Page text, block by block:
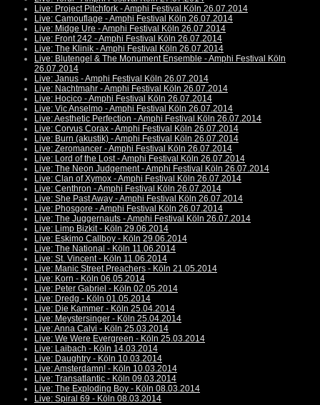
Live: Project Pitchfork - Amphi Festival Köln 26.07.2014
Live: Camouflage - Amphi Festival Köln 26.07.2014
Live: Midge Ure - Amphi Festival Köln 26.07.2014
Live: Front 242 - Amphi Festival Köln 26.07.2014
Live: The Klinik - Amphi Festival Köln 26.07.2014
Live: Blutengel & The Monument Ensemble - Amphi Festival Köln
26.07.2014
Live: Janus - Amphi Festival Köln 26.07.2014
Live: Nachtmahr - Amphi Festival Köln 26.07.2014
Live: Hocico - Amphi Festival Köln 26.07.2014
Live: Vic Anselmo - Amphi Festival Köln 26.07.2014
Live: Aesthetic Perfection - Amphi Festival Köln 26.07.2014
Live: Corvus Corax - Amphi Festival Köln 26.07.2014
Live: Burn (akustik) - Amphi Festival Köln 26.07.2014
Live: Zeromancer - Amphi Festival Köln 26.07.2014
Live: Lord of the Lost - Amphi Festival Köln 26.07.2014
Live: The Neon Judgement - Amphi Festival Köln 26.07.2014
Live: Clan of Xymox - Amphi Festival Köln 26.07.2014
Live: Centhron - Amphi Festival Köln 26.07.2014
Live: She Past Away - Amphi Festival Köln 26.07.2014
Live: Phosgore - Amphi Festival Köln 26.07.2014
Live: The Juggernauts - Amphi Festival Köln 26.07.2014
Live: Limp Bizkit - Köln 29.06.2014
Live: Eskimo Callboy - Köln 29.06.2014
Live: The National - Köln 11.06.2014
Live: St. Vincent - Köln 11.06.2014
Live: Manic Street Preachers - Köln 21.05.2014
Live: Korn - Köln 06.05.2014
Live: Peter Gabriel - Köln 02.05.2014
Live: Dredg - Köln 01.05.2014
Live: Die Kammer - Köln 25.04.2014
Live: Meystersinger - Köln 25.04.2014
Live: Anna Calvi - Köln 25.03.2014
Live: We Were Evergreen - Köln 25.03.2014
Live: Laibach - Köln 14.03.2014
Live: Daughtry - Köln 10.03.2014
Live: Amsterdamn! - Köln 10.03.2014
Live: Transatlantic - Köln 09.03.2014
Live: The Exploding Boy - Köln 08.03.2014
Live: Spiral 69 - Köln 08.03.2014